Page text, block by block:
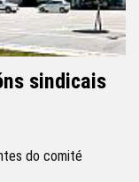
sindicais
do comité